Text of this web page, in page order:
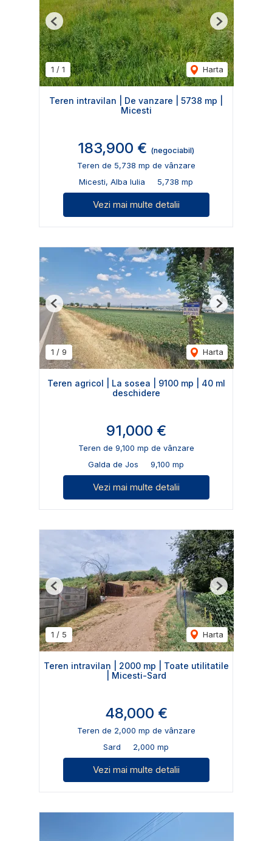
1 / 1 Harta
Previous Next
Teren intravilan | De vanzare | 5738 mp |
Micesti
183,900 € (negociabil)
Teren de 5,738 mp de vânzare
Micesti, Alba Iulia
5,738 mp
Vezi mai multe detalii
1 / 9 Harta
Previous Next
Teren agricol | La sosea | 9100 mp | 40 ml
deschidere
91,000 €
Teren de 9,100 mp de vânzare
Galda de Jos
9,100 mp
Vezi mai multe detalii
1 / 5 Harta
Previous Next
Teren intravilan | 2000 mp | Toate utilitatile
| Micesti-Sard
48,000 €
Teren de 2,000 mp de vânzare
Sard
2,000 mp
Vezi mai multe detalii